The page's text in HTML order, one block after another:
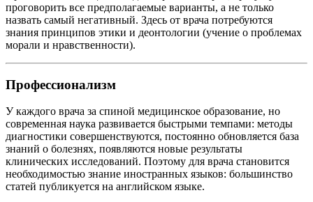
проговорить все предполагаемые варианты, а не только
назвать самый негативный. Здесь от врача потребуются
знания принципов этики и деонтологии (учение о проблемах
морали и нравственности).
Профессионализм
У каждого врача за спиной медицинское образование, но
современная наука развивается быстрыми темпами: методы
диагностики совершенствуются, постоянно обновляется база
знаний о болезнях, появляются новые результаты
клинических исследований. Поэтому для врача становится
необходимостью знание иностранных языков: большинство
статей публикуется на английском языке.